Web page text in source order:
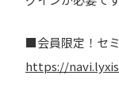
■会員限定！セ
https://